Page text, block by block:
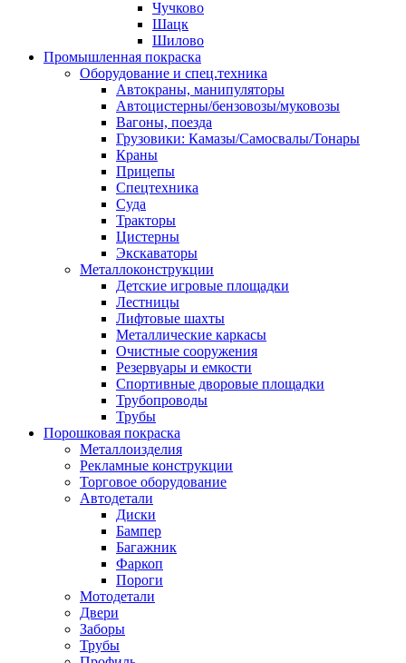
Чучково
Шацк
Шилово
Промышленная покраска
Оборудование и спец.техника
Автокраны, манипуляторы
Автоцистерны/бензовозы/муковозы
Вагоны, поезда
Грузовики: Камазы/Самосвалы/Тонары
Краны
Прицепы
Спецтехника
Суда
Тракторы
Цистерны
Экскаваторы
Металлоконструкции
Детские игровые площадки
Лестницы
Лифтовые шахты
Металлические каркасы
Очистные сооружения
Резервуары и емкости
Спортивные дворовые площадки
Трубопроводы
Трубы
Порошковая покраска
Металлоизделия
Рекламные конструкции
Торговое оборудование
Автодетали
Диски
Бампер
Багажник
Фаркоп
Пороги
Мотодетали
Двери
Заборы
Трубы